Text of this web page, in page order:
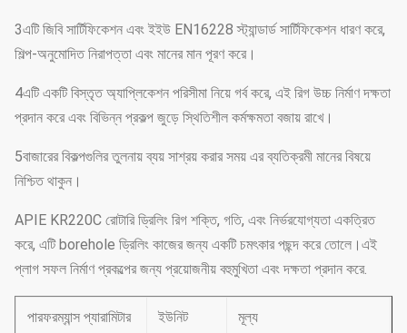
3এটি জিবি সার্টিফিকেশন এবং ইইউ EN16228 স্ট্যান্ডার্ড সার্টিফিকেশন ধারণ করে,
শিল্প-অনুমোদিত নিরাপত্তা এবং মানের মান পূরণ করে।
4এটি একটি বিস্তৃত অ্যাপ্লিকেশন পরিসীমা নিয়ে গর্ব করে, এই রিগ উচ্চ নির্মাণ দক্ষতা
প্রদান করে এবং বিভিন্ন প্রকল্প জুড়ে স্থিতিশীল কর্মক্ষমতা বজায় রাখে।
5বাজারের বিকল্পগুলির তুলনায় ব্যয় সাশ্রয় করার সময় এর ব্যতিক্রমী মানের বিষয়ে
নিশ্চিত থাকুন।
APIE KR220C রোটারি ড্রিলিং রিগ শক্তি, গতি, এবং নির্ভরযোগ্যতা একত্রিত
করে, এটি borehole ড্রিলিং কাজের জন্য একটি চমৎকার পছন্দ করে তোলে।এই
প্লাগ সফল নির্মাণ প্রকল্পের জন্য প্রয়োজনীয় বহুমুখিতা এবং দক্ষতা প্রদান করে.
পারফরম্যান্স প্যারামিটার ইউনিট মূল্য